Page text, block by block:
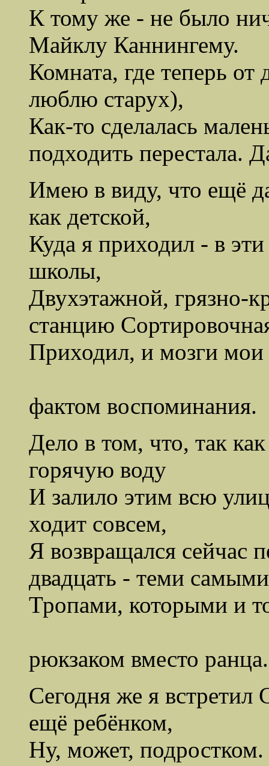
К тому же - не было
Майклу Каннингему.
Комната, где теперь от
люблю старух),
Как-то сделалась
подходить перестала.
Имею в виду, что ещё
как детской,
Куда я приходил - в
школы,
Двухэтажной, грязно-
станцию
Приходил, и мозги мои
фактом воспоминания.
Дело в том, что, так
горячую воду
И зaлило этим всю
ходит совсем,
Я возвращался сейчас
двадцать - теми самыми
Тропами, которыми и
рюкзаком вместо ранца.
Сегодня же я
ещё ребёнком,
Ну, может,